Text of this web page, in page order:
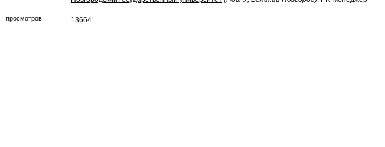
просмотров 13664